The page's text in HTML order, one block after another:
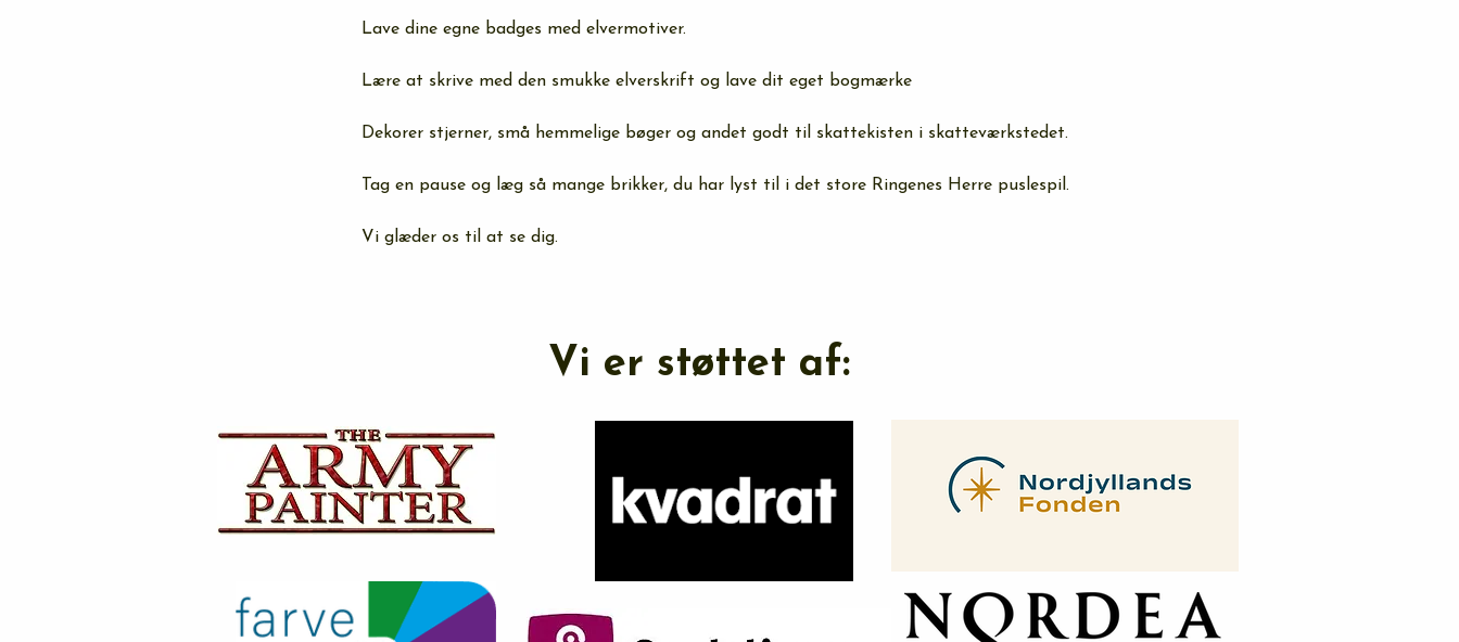
Lave dine egne badges med elvermotiver.
Lære at skrive med den smukke elverskrift og lave dit eget bogmærke
Dekorer stjerner, små hemmelige bøger og andet godt til skattekisten i skatteværkstedet.
Tag en pause og læg så mange brikker, du har lyst til i det store Ringenes Herre puslespil.
Vi glæder os til at se dig.
Vi er støttet af: